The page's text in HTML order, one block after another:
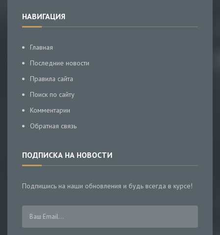
НАВИГАЦИЯ
Главная
Последние новости
Правила сайта
Поиск по сайту
Комментарии
Обратная связь
ПОДПИСКА НА НОВОСТИ
Подпишись на наши обновления и будь всегда в курсе!